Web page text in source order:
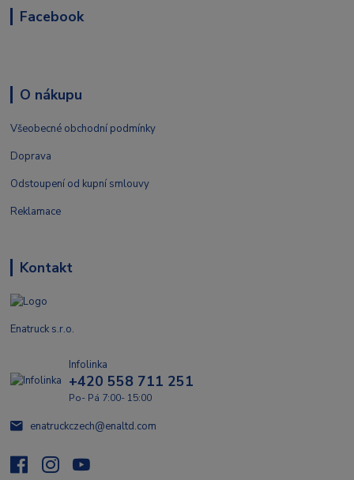
Facebook
O nákupu
Všeobecné obchodní podmínky
Doprava
Odstoupení od kupní smlouvy
Reklamace
Kontakt
Enatruck s.r.o.
Infolinka
+420 558 711 251
Po- Pá 7:00- 15:00
enatruckczech@enaltd.com